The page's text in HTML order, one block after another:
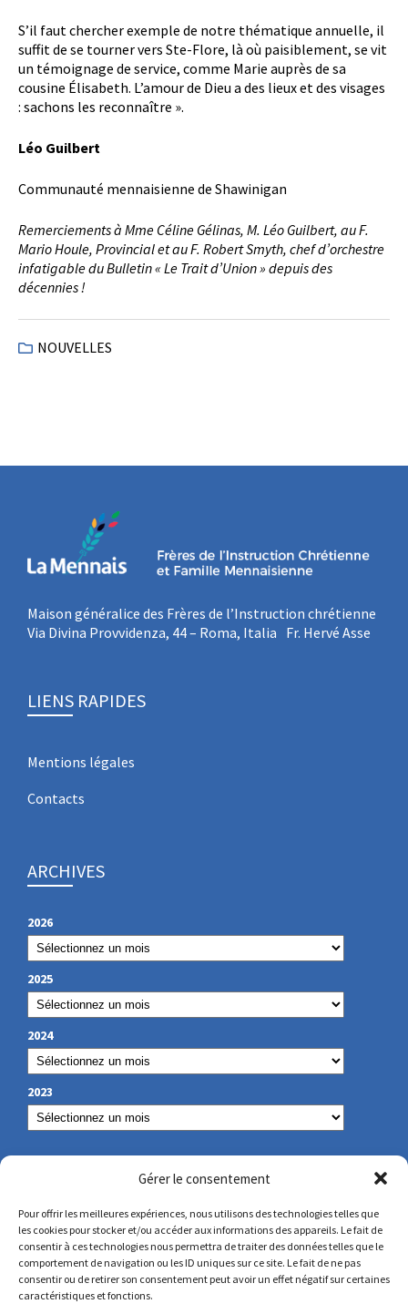
Gérer le consentement
Pour offrir les meilleures expériences, nous utilisons des technologies telles que
les cookies pour stocker et/ou accéder aux informations des appareils. Le fait de
consentir à ces technologies nous permettra de traiter des données telles que le
comportement de navigation ou les ID uniques sur ce site. Le fait de ne pas
consentir ou de retirer son consentement peut avoir un effet négatif sur certaines
caractéristiques et fonctions.
S’il faut chercher exemple de notre thématique annuelle, il
suffit de se tourner vers Ste-Flore, là où paisiblement, se vit
un témoignage de service, comme Marie auprès de sa
cousine Élisabeth. L’amour de Dieu a des lieux et des visages
: sachons les reconnaître ».
Léo Guilbert
Communauté mennaisienne de Shawinigan
Remerciements à Mme Céline Gélinas, M. Léo Guilbert, au F.
Mario Houle, Provincial et au F. Robert Smyth, chef d’orchestre
infatigable du Bulletin « Le Trait d’Union » depuis des
décennies !
NOUVELLES
Maison généralice des Frères de l’Instruction chrétienne
Via Divina Provvidenza, 44 – Roma, Italia Fr. Hervé Asse
LIENS RAPIDES
Mentions légales
Contacts
ARCHIVES
2026
2025
2024
2023
NOS COORDONNÉES
secretariat@lamennais.org
protectionenfance@lamennais.org